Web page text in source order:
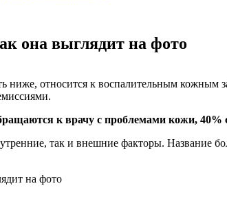
она выглядит на фото
ниже, относится к воспалительным кожным
к врачу с проблемами кожи, 40%
так и внешние факторы. Название